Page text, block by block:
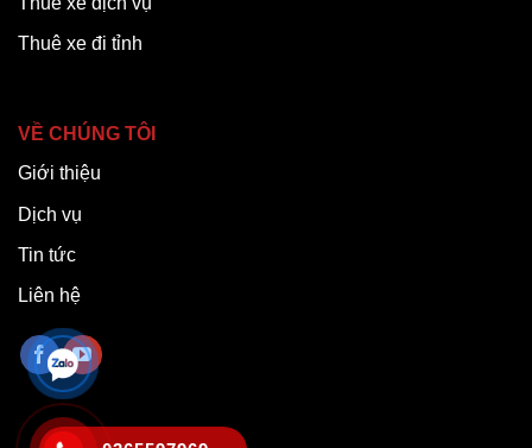
Thuê xe đi tỉnh
VỀ CHÚNG TÔI
Giới thiệu
Dịch vụ
Tin tức
Liên hệ